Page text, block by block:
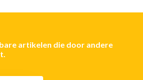
artikelen die door andere